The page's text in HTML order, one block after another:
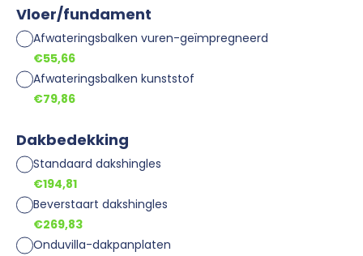
Vloer/fundament
Afwateringsbalken vuren-geïmpregneerd
€55,66
Afwateringsbalken kunststof
€79,86
Dakbedekking
Standaard dakshingles
€194,81
Beverstaart dakshingles
€269,83
Onduvilla-dakpanplaten